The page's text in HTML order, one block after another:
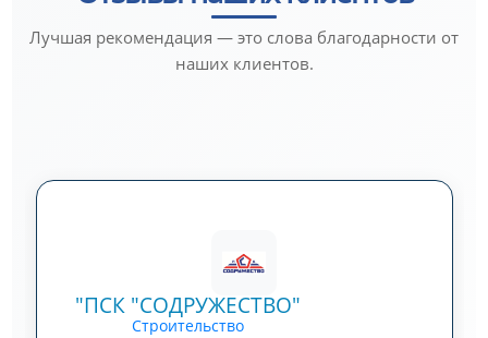
Лучшая рекомендация — это слова благодарности от
наших клиентов.
"ПСК "СОДРУЖЕСТВО"
Строительство